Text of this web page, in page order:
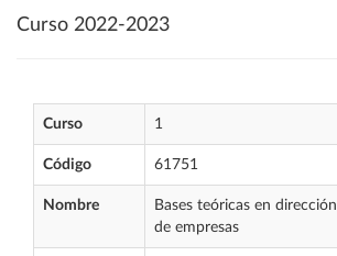
Curso 2022-2023
Curso 1
Código 61751
Nombre
Bases teóricas en
de empresas